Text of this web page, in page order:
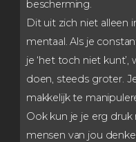
bescherming.
Dit uit zich niet alleen
mentaal. Als je
je ‘het toch niet
doen, steeds groter.
makkelijk te
Ook kun je je erg
mensen van jou